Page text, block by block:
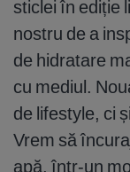
sticlei în ediție
nostru de a
de hidratare
cu mediul.
de lifestyle, ci
Vrem să
apă, într-un